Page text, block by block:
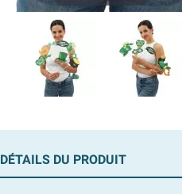
DÉTAILS DU PRODUIT